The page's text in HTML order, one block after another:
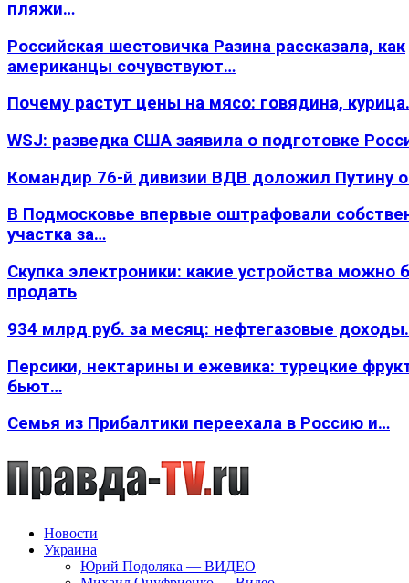
пляжи…
Российская шестовичка Разина рассказала, как
американцы сочувствуют…
Почему растут цены на мясо: говядина,
WSJ: разведка США заявила о подготовке
Командир 76-й дивизии ВДВ доложил Путину
В Подмосковье впервые оштрафовали
участка за…
Скупка электроники: какие устройства можно
продать
934 млрд руб. за месяц: нефтегазовые
Персики, нектарины и ежевика: турецкие
бьют…
Семья из Прибалтики переехала в Россию и…
Новости
Украина
Юрий Подоляка — ВИДЕО